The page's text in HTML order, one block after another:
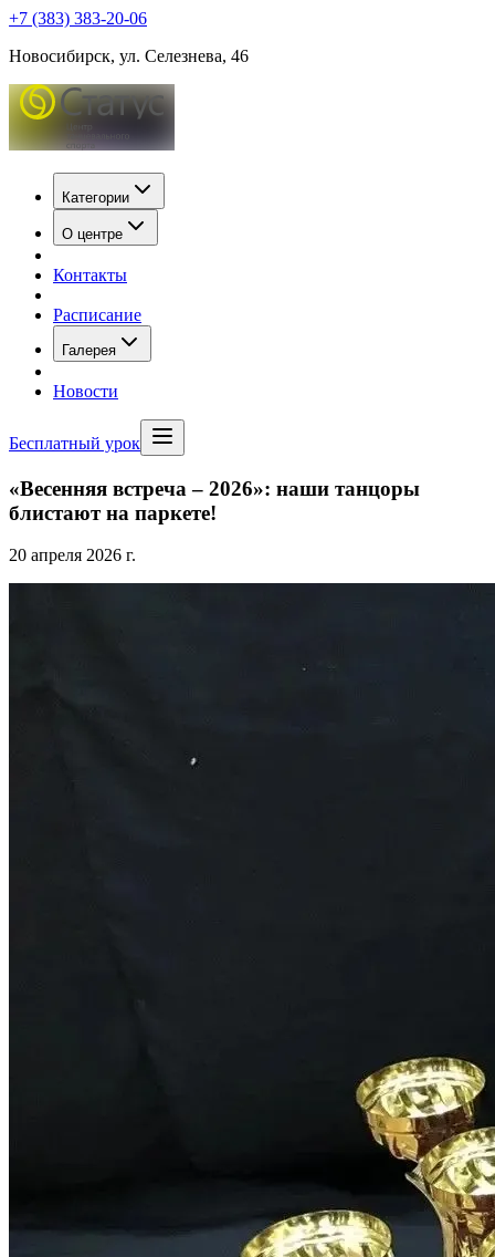
+7 (383) 383-20-06
Новосибирск, ул. Селезнева, 46
Категории
О центре
Контакты
Расписание
Галерея
Новости
Бесплатный урок
«Весенняя встреча – 2026»: наши танцоры
блистают на паркете!
20 апреля 2026 г.